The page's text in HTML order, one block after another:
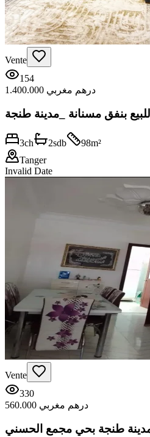
Vente
154
1.400.000 درهم مغربي
بنفق مسنانة _مدينة طنجة
3ch 2sdb 98m²
Tanger
Invalid Date
Vente
330
560.000 درهم مغربي
طنجة بحي مجمع الحسني